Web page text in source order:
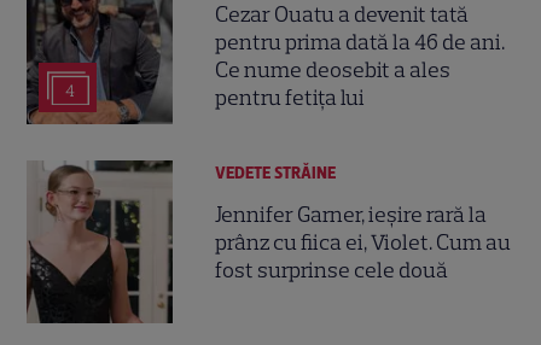
4
Cezar Ouatu a devenit tată
pentru prima dată la 46 de ani.
Ce nume deosebit a ales
pentru fetița lui
VEDETE STRĂINE
Jennifer Garner, ieșire rară la
prânz cu fiica ei, Violet. Cum au
fost surprinse cele două